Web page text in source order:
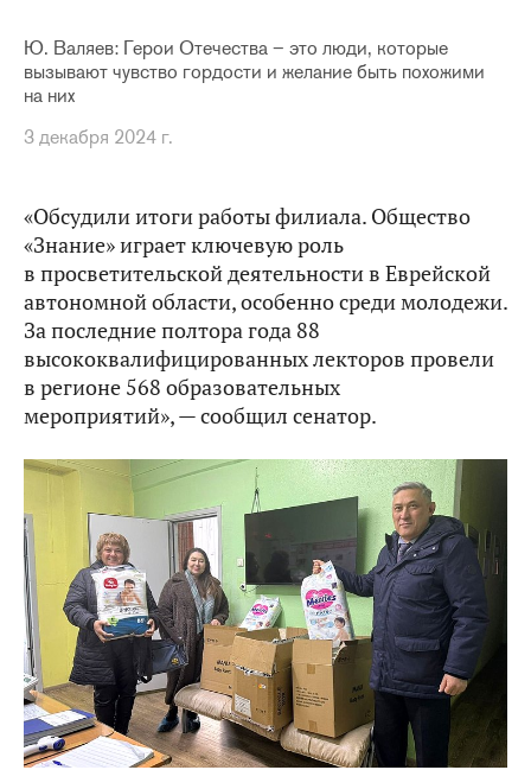
Ю. Валяев: Герои Отечества – это люди, которые
вызывают чувство гордости и желание быть похожими
на них
3 декабря 2024 г.
«Обсудили итоги работы филиала. Общество
«Знание» играет ключевую роль
в просветительской деятельности в Еврейской
автономной области, особенно среди молодежи.
За последние полтора года 88
высококвалифицированных лекторов провели
в регионе 568 образовательных
мероприятий», — сообщил сенатор.